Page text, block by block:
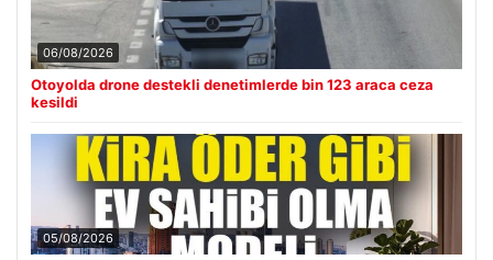
06/08/2026
Otoyolda drone destekli denetimlerde bin 123 araca ceza
kesildi
05/08/2026